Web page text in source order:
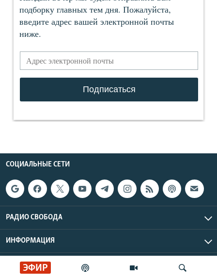
ЭФИР
СОЦИАЛЬНЫЕ СЕТИ
РАДИО СВОБОДА
ИНФОРМАЦИЯ
Радио Свобода © 2026 RFE/RL, Inc. | Все права защищены.